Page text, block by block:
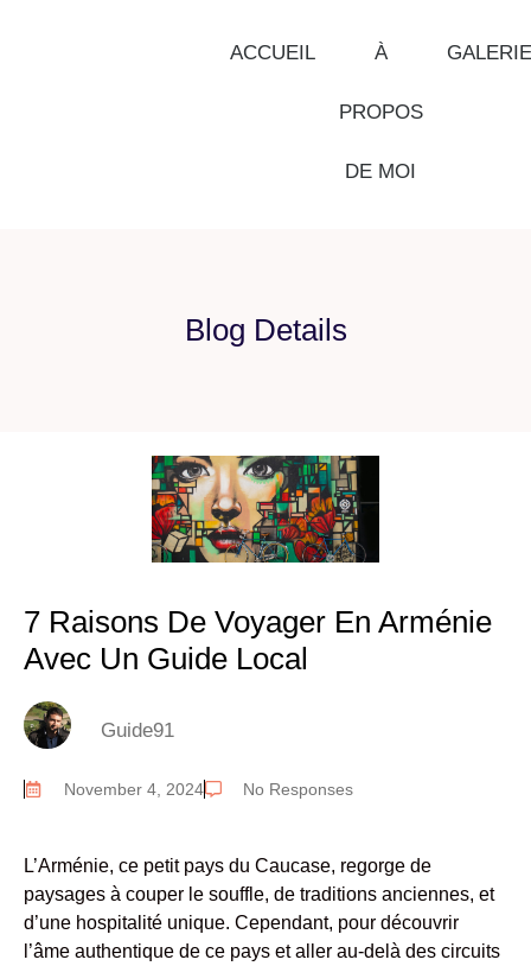
ACCUEIL À
PROPOS
DE MOI
GALERIE
Blog Details
7 Raisons De Voyager En Arménie
Avec Un Guide Local
Guide91
November 4, 2024 No Responses
L’Arménie, ce petit pays du Caucase, regorge de
paysages à couper le souffle, de traditions anciennes, et
d’une hospitalité unique. Cependant, pour découvrir
l’âme authentique de ce pays et aller au-delà des circuits